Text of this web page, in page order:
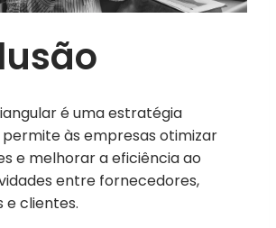
é uma estratégia
às empresas otimizar
e melhorar a eficiência ao
entre fornecedores,
e clientes.